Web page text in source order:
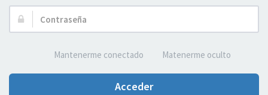
Usuario:
Contraseña:
Mantenerme conectado Matenerme oculto
Acceder